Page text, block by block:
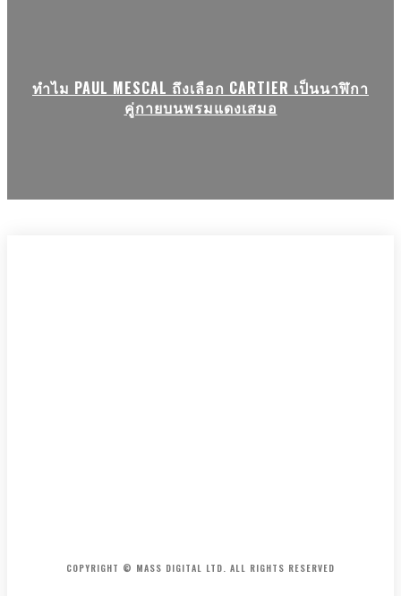
ทำไม PAUL MESCAL ถึงเลือก CARTIER เป็นนาฬิกา
คู่กายบนพรมแดงเสมอ
COPYRIGHT © MASS DIGITAL LTD. ALL RIGHTS RESERVED